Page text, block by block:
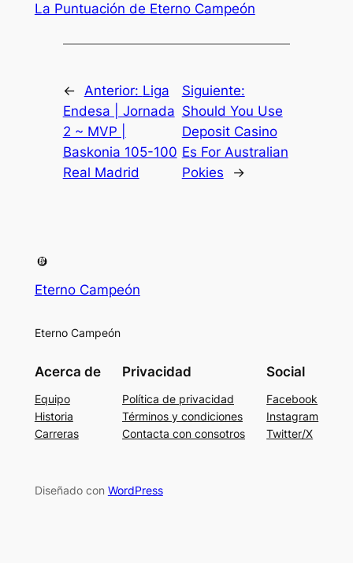
La Puntuación de Eterno Campeón
← Anterior: Liga
Endesa | Jornada
2 ~ MVP |
Baskonia 105-100
Real Madrid
Siguiente:
Should You Use
Deposit Casino
Es For Australian
Pokies
→
Eterno Campeón
Eterno Campeón
Acerca de
Equipo
Historia
Carreras
Privacidad
Política de privacidad
Términos y condiciones
Contacta con consotros
Social
Facebook
Instagram
Twitter/X
Diseñado con WordPress